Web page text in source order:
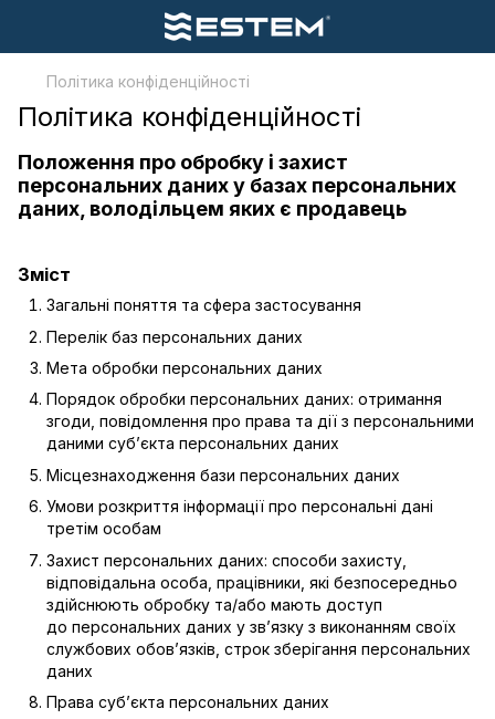
Політика конфіденційності
Політика конфіденційності
Положення про обробку і захист
персональних даних у базах персональних
даних, володільцем яких є продавець
Зміст
Загальні поняття та сфера застосування
Перелік баз персональних даних
Мета обробки персональних даних
Порядок обробки персональних даних: отримання
згоди, повідомлення про права та дії з персональними
даними суб’єкта персональних даних
Місцезнаходження бази персональних даних
Умови розкриття інформації про персональні дані
третім особам
Захист персональних даних: способи захисту,
відповідальна особа, працівники, які безпосередньо
здійснюють обробку та/або мають доступ
до персональних даних у зв’язку з виконанням своїх
службових обов’язків, строк зберігання персональних
даних
Права суб’єкта персональних даних